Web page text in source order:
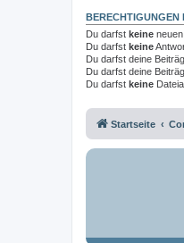
BERECHTIGUNGEN
Du darfst keine
Du darfst keine
Du darfst deine
Du darfst deine
Du darfst keine
Startseite